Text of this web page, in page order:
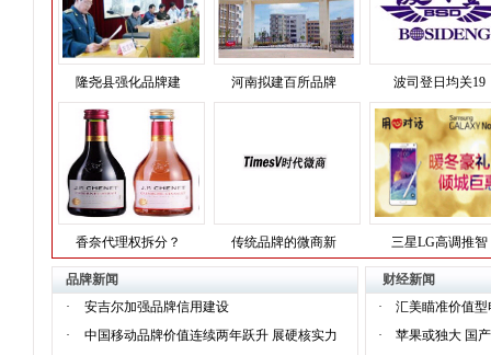
隆尧县强化品牌建 河南拟建百所品牌 波司登日均关19
香奈代理权拆分？ 传统品牌的微商新 三星LG高调推智
品牌新闻
·
安吉尔加强品牌信用建设
·
中国移动品牌价值连续两年跃升 展硬核实力
财经新闻
·
汇美瞄准价值
·
苹果或独大 国